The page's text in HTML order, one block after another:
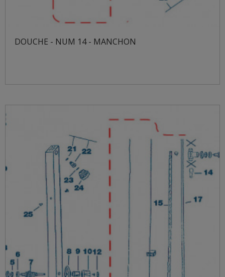
DOUCHE - NUM 14 - MANCHON